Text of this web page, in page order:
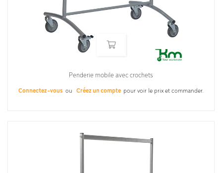
Penderie mobile avec crochets
Connectez-vous ou Créez un compte pour voir le prix et commander.